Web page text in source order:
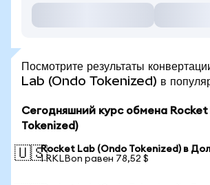
Посмотрите результаты
Lab (Ondo Tokenized) в
Сегодняшний курс обмена Rocket
Tokenized)
🇺🇸Rocket Lab (Ondo Tokenized) в
1 RKLBon равен 78,52 $